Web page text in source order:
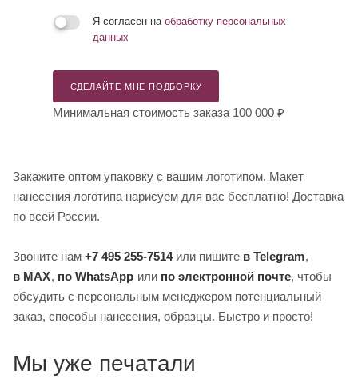
Я согласен на обработку персональных
данных
СДЕЛАЙТЕ МНЕ ПОДБОРКУ
Минимальная стоимость заказа 100 000 ₽
Закажите оптом упаковку с вашим логотипом. Макет
нанесения логотипа нарисуем для вас бесплатно! Доставка
по всей России.
Звоните нам +7 495 255-7514или пишите в Telegram,
в MAX, по WhatsApp или по электронной почте, чтобы
обсудить с персональным менеджером потенциальный
заказ, способы нанесения, образцы. Быстро и просто!
Мы уже печатали